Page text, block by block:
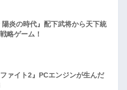
陽炎の時代』配下武将から天下統
略ゲーム！
ファイト2』PCエンジンが生んだ